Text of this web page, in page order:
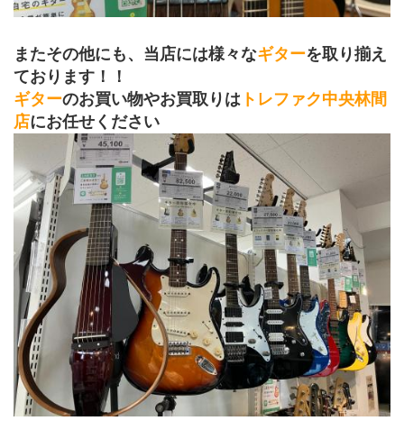
またその他にも、当店には様々なギターを取り揃え
ております！！
ギターのお買い物やお買取りは トレファク中央林間
店にお任せください